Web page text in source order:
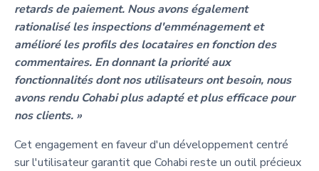
retards de paiement. Nous avons également
rationalisé les inspections d'emménagement et
amélioré les profils des locataires en fonction des
commentaires. En donnant la priorité aux
fonctionnalités dont nos utilisateurs ont besoin, nous
avons rendu Cohabi plus adapté et plus efficace pour
nos clients. »
Cet engagement en faveur d'un développement centré
sur l'utilisateur garantit que Cohabi reste un outil précieux